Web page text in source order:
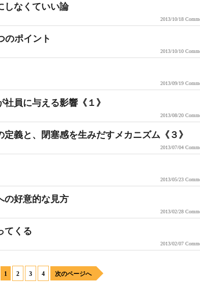
しなくていい論
2013/10/18
のポイント
2013/10/10
2013/09/19
員に与える影響《１》
2013/08/20
義と、閉塞感を生みだすメカニズム《３》
2013/07/04
2013/05/23
の好意的な見方
2013/02/28
てくる
2013/02/07
1 2 3 4 次のページへ